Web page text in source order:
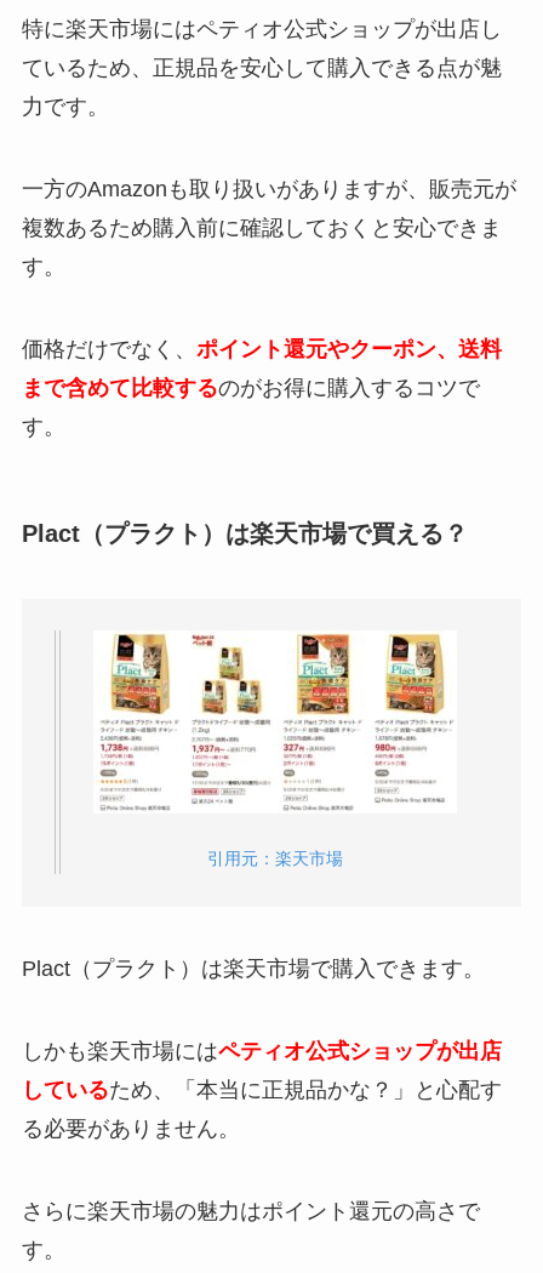
試した飼い主のリアルな声と後悔しない選び
方！
楽天やAmazonで買える？
ビューティープロはどこで売ってる？楽天や
バーマンが性格悪い7つの理由とは？実際に飼
って後悔した人のリアルな話
ドットにゃんはどこで売ってる？楽天や
Amazonの最安値は？
ジャパニーズボブテイルが性格悪い7つの理由
とは？飼いやすくする注意点と対策
ビルジャックはどこで売ってる？楽天や
Amazonの最安値は？
特に楽天市場にはペティオ公式ショップが出店し
ているため、正規品を安心して購入できる点が魅
力です。
一方のAmazon も取り扱いがありますが、販売元が
複数あるため購入前に確認しておくと安心できま
す。
価格だけでなく、 ポイント還元やクーポン、送料
まで含めて比較するのがお得に購入するコツで
す。
Plact（プラクト）は楽天市場で買える？
引用元：楽天市場
Plact（プラクト）は楽天市場で購入できます。
しかも楽天市場にはペティオ公式ショップが出店
しているため、「本当に正規品かな？」と心配す
る必要がありません。
さらに楽天市場の魅力はポイント還元の高さで
す。